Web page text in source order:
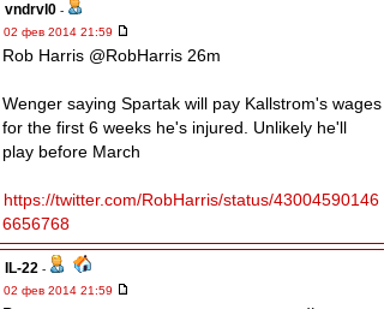
vndrvl0 -
02 фев 2014 21:59
Rob Harris ‏@RobHarris 26m
Wenger saying Spartak will pay Kallstrom's wages
for the first 6 weeks he's injured. Unlikely he'll
play before March
https://twitter.com/RobHarris/status/43004590146
6656768
IL-22 -
02 фев 2014 21:59